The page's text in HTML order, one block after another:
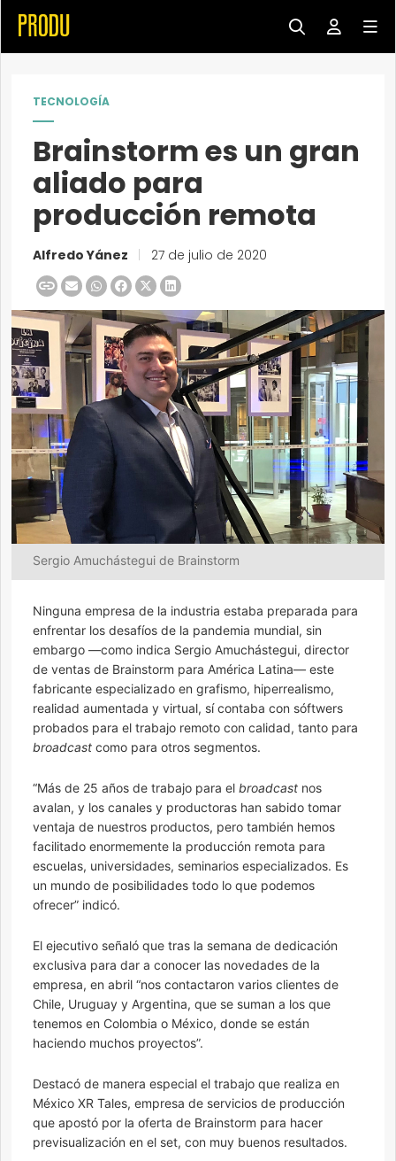
TECNOLOGÍA
Brainstorm es un gran
aliado para
producción remota
Alfredo Yánez 27 de julio de 2020
Sergio Amuchástegui de Brainstorm
Ninguna empresa de la industria estaba preparada para
enfrentar los desafíos de la pandemia mundial, sin
embargo —como indica Sergio Amuchástegui, director
de ventas de Brainstorm para América Latina— este
fabricante especializado en grafismo, hiperrealismo,
realidad aumentada y virtual, sí contaba con sóftwers
probados para el trabajo remoto con calidad, tanto para
broadcast como para otros segmentos.
“Más de 25 años de trabajo para el broadcast nos
avalan, y los canales y productoras han sabido tomar
ventaja de nuestros productos, pero también hemos
facilitado enormemente la producción remota para
escuelas, universidades, seminarios especializados. Es
un mundo de posibilidades todo lo que podemos
ofrecer” indicó.
El ejecutivo señaló que tras la semana de dedicación
exclusiva para dar a conocer las novedades de la
empresa, en abril “nos contactaron varios clientes de
Chile, Uruguay y Argentina, que se suman a los que
tenemos en Colombia o México, donde se están
haciendo muchos proyectos”.
Destacó de manera especial el trabajo que realiza en
México XR Tales, empresa de servicios de producción
que apostó por la oferta de Brainstorm para hacer
previsualización en el set, con muy buenos resultados.